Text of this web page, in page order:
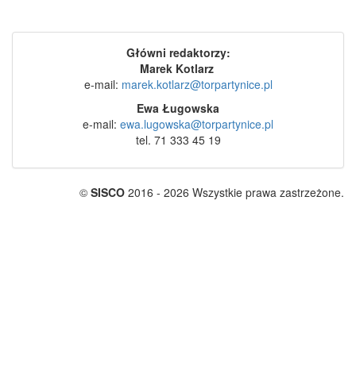
Główni redaktorzy:
Marek Kotlarz
e-mail: marek.kotlarz@torpartynice.pl
Ewa Ługowska
e-mail: ewa.lugowska@torpartynice.pl
tel. 71 333 45 19
© SISCO 2016 - 2026 Wszystkie prawa zastrzeżone.